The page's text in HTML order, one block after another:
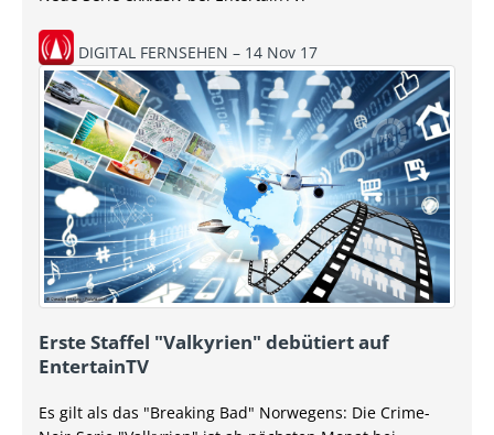
DIGITAL FERNSEHEN – 14 Nov 17
Erste Staffel "Valkyrien" debütiert auf
EntertainTV
Es gilt als das "Breaking Bad" Norwegens: Die Crime-